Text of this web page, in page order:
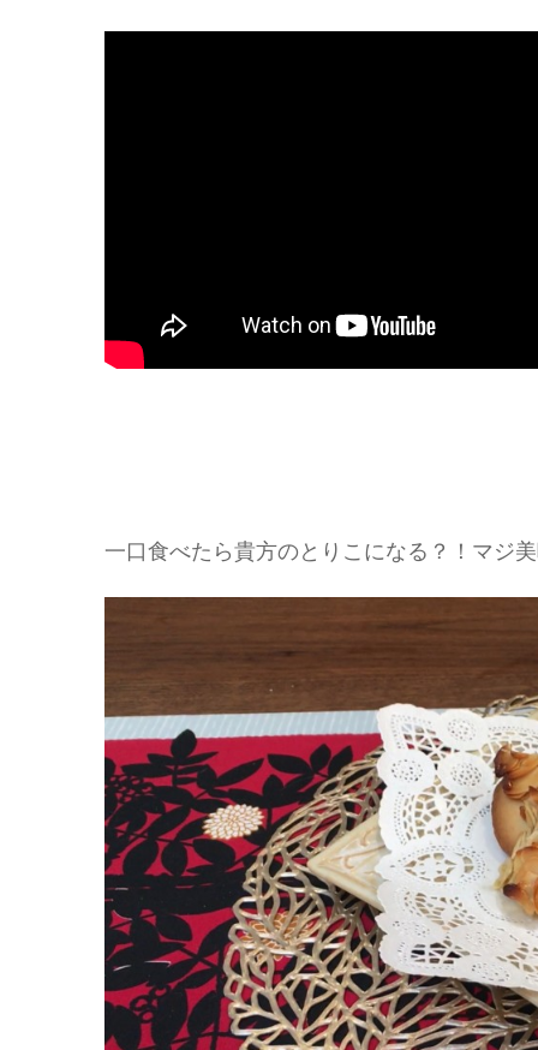
一口食べたら貴方のとりこになる？！マジ